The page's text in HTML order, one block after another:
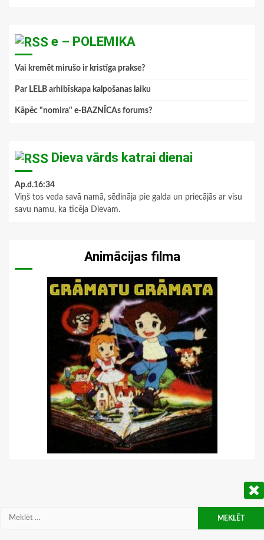
e – POLEMIKA
Vai kremēt mirušo ir kristīga prakse?
Par LELB arhibīskapa kalpošanas laiku
Kāpēc "nomira" e-BAZNĪCAs forums?
Dieva vārds katrai dienai
Ap.d.16:34
Viņš tos veda savā namā, sēdināja pie galda un priecājās ar visu
savu namu, ka ticēja Dievam.
Animācijas filma
Meklēt: